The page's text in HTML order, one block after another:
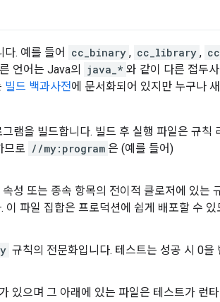
. 예를 들어 cc_binary , cc_library ,
언어는 Java의
java_* 와 같이 다른 접두
빌드 백과사전에 문서화되어 있지만 누구나
램을 빌드합니다. 빌드 후 실행 파일은 규칙
므로 //my:program 은 (예를 들어)
속성 또는 종속 항목의 전이적 클로저에 있는
파일 집합은 프로덕션에 쉽게 배포할 수 있
규칙의 전문화입니다. 테스트는 성공 시 0을
있으며 그 아래에 있는 파일은 테스트가 런